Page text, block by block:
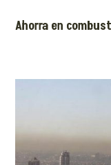
Ahorra en